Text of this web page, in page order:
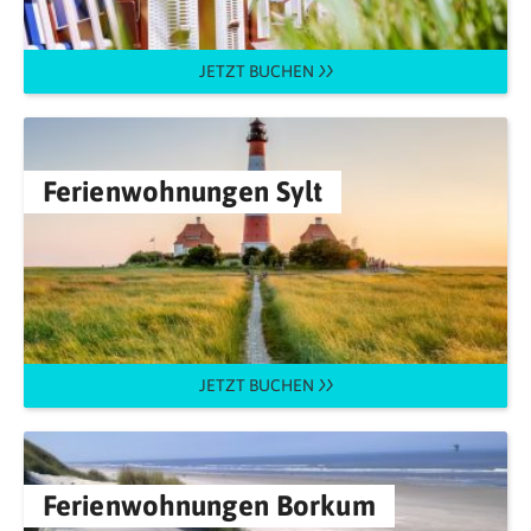
JETZT BUCHEN
Ferienwohnungen Sylt
JETZT BUCHEN
Ferienwohnungen Borkum